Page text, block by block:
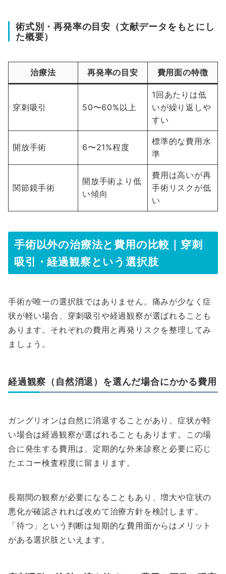
術式別・再発率の目安（文献データをもとにし
た概要）
治療法 再発率の目安 費用面の特徴
穿刺吸引 50〜60%以上
1回あたりは低
いが繰り返しや
すい
開放手術 6〜21%程度
標準的な費用水
準
関節鏡手術
開放手術より低
い傾向
費用は高いが再
手術リスクが低
い
手術以外の治療法と費用の比較｜穿刺
吸引・経過観察という選択肢
手術が唯一の選択肢ではありません。痛みが少なく症
状が軽い場合、穿刺吸引や経過観察が選ばれることも
あります。それぞれの費用と再発リスクを整理してみ
ましょう。
経過観察（自然消退）を選んだ場合にかかる費用
ガングリオンは自然に消退することがあり、症状が軽
い場合は経過観察が選ばれることもあります。この場
合に発生する費用は、定期的な外来診察と必要に応じ
たエコー検査程度に留まります。
長期間の観察が必要になることもあり、増大や症状の
悪化が確認されれば改めて治療方針を検討します。
「待つ」という判断は短期的な費用面からはメリット
がある選択肢といえます。